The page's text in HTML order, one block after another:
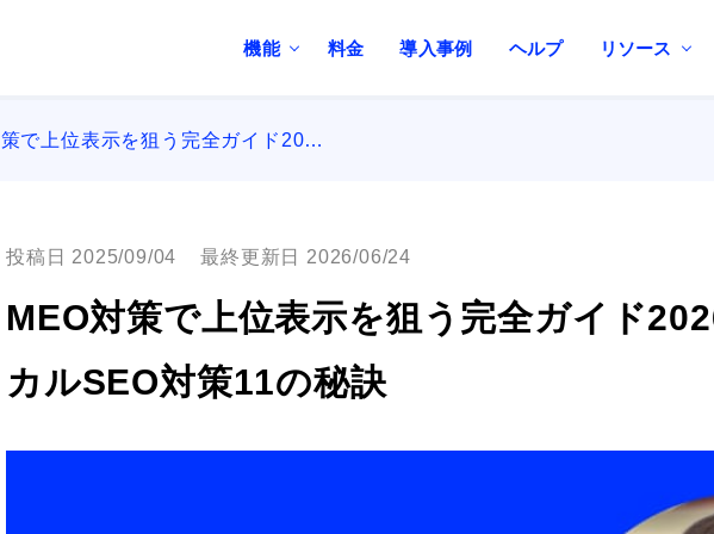
機能 料金 導入事例 ヘルプ リソース
で上位表示を狙う完全ガイド20…
投稿日 2025/09/04 最終更新日 2026/06/24
MEO対策で上位表示を狙う完全ガイド
カルSEO対策11の秘訣